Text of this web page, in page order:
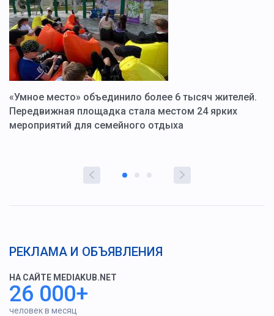
«Умное место» объединило более 6 тысяч жителей.
Передвижная площадка стала местом 24 ярких
мероприятий для семейного отдыха
РЕКЛАМА И ОБЪЯВЛЕНИЯ
НА САЙТЕ MEDIAKUB.NET
26 000+
человек в месяц